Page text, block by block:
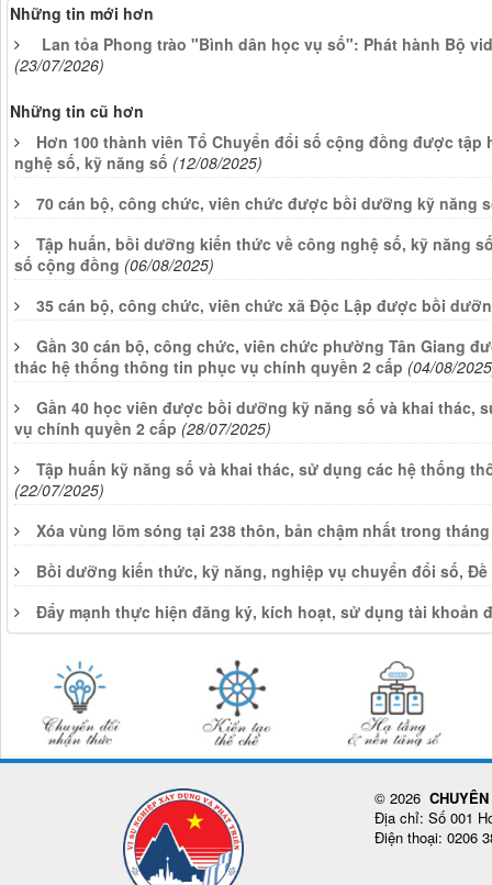
Những tin mới hơn
Lan tỏa Phong trào "Bình dân học vụ số": Phát hành Bộ
(23/07/2026)
Những tin cũ hơn
Hơn 100 thành viên Tổ Chuyển đổi số cộng đồng được
nghệ số, kỹ năng số (12/08/2025)
70 cán bộ, công chức, viên chức được bồi dưỡng kỹ năng
Tập huấn, bồi dưỡng kiến thức về công nghệ số, kỹ năng
số cộng đồng (06/08/2025)
35 cán bộ, công chức, viên chức xã Độc Lập được bồi
Gần 30 cán bộ, công chức, viên chức phường Tân Giang
thác hệ thống thông tin phục vụ chính quyền 2 cấp (04/08/
Gần 40 học viên được bồi dưỡng kỹ năng số và khai thác,
vụ chính quyền 2 cấp (28/07/2025)
Tập huấn kỹ năng số và khai thác, sử dụng các hệ thống
(22/07/2025)
Xóa vùng lõm sóng tại 238 thôn, bản chậm nhất trong tháng
Bồi dưỡng kiến thức, kỹ năng, nghiệp vụ chuyển đổi số, Đề
Đẩy mạnh thực hiện đăng ký, kích hoạt, sử dụng tài khoản
© 2026
Địa chỉ: Số 001
Điện thoại: 0206